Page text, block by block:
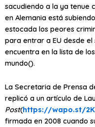
sacudiendo a la ya tenue
en Alemania está subiendo
estocada los peores
para entrar a EU desde el
encuentra en la lista de los
mundo().
La Secretaria de Prensa
replicó a un artículo de
Post(https://wapo.st/
firmada en 2008 cuando